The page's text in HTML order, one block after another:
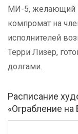
МИ-5, желающий
компромат на
исполнителей
Терри Лизер,
долгами.
Расписание
«Ограбление на